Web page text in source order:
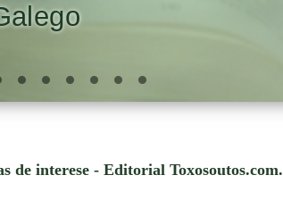
de interese - Editorial Toxosoutos.com.